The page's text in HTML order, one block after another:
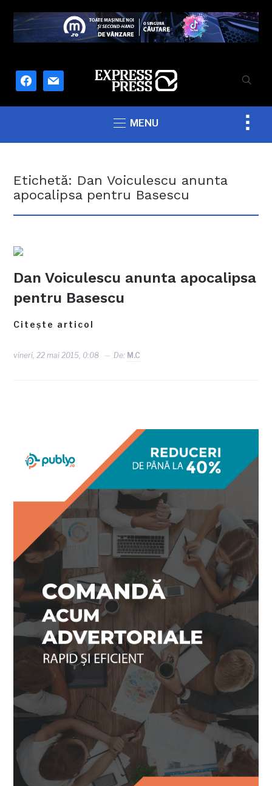
facebook
mail
MENU
Etichetă: Dan Voiculescu anunta
apocalipsa pentru Basescu
Dan Voiculescu anunta apocalipsa
pentru Basescu
Citește articol
vineri, 22 mai 2015, 0:08 De: M.C